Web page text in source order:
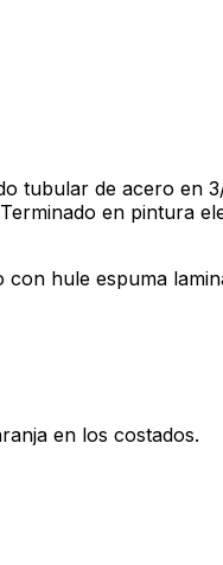
tubular de acero en
en pintura
hule espuma
en los costados.